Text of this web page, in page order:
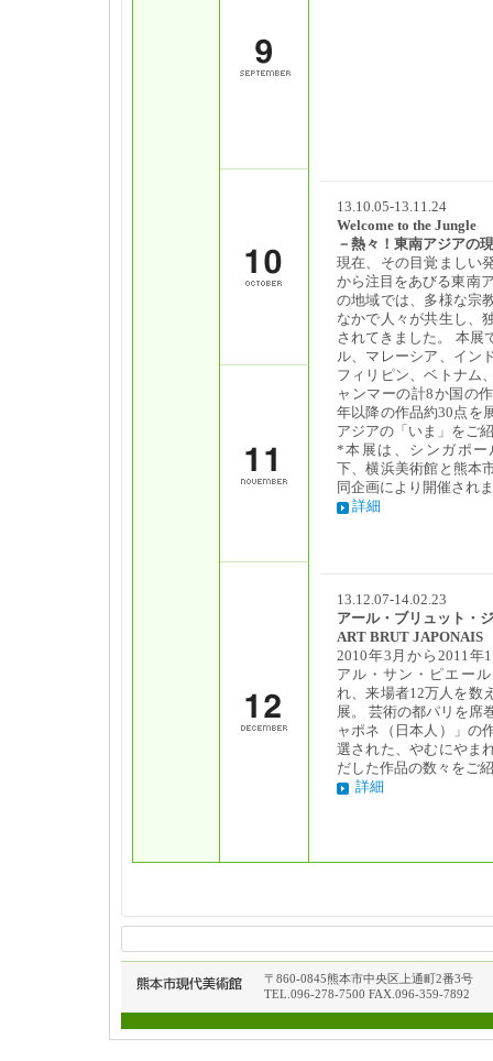
13.10.05-13.11.24
Welcome to the Jungle
－熱々！東南アジアの
現在、その目覚ましい
から注目をあびる東南
の地域では、多様な宗
なかで人々が共生し、
されてきました。 本展
ル、マレーシア、イン
フィリピン、ベトナム
ャンマーの計8か国の
年以降の作品約30点を
アジアの「いま」をご
*本展は、シンガポー
下、横浜美術館と熊本
同企画により開催され
詳細
13.12.07-14.02.23
アール・ブリュット・
ART BRUT JAPONAIS
2010年3月から2011年
アル・サン・ピエー
れ、来場者12万人を数
展。 芸術の都パリを席
ャポネ（日本人）」の
選された、やむにやま
だした作品の数々をご
詳細
〒860-0845熊本市中央区上通町2番3号
TEL.096-278-7500 FAX.096-359-7892